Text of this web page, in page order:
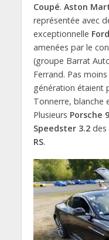
Coupé. Aston
représentée avec
exceptionnelle
amenées par le
(groupe Barrat
Ferrand. Pas
génération étaient
Tonnerre, blanche
Plusieurs Porsche
Speedster 3.2des
RS.